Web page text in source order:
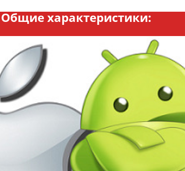
Общие характеристики: